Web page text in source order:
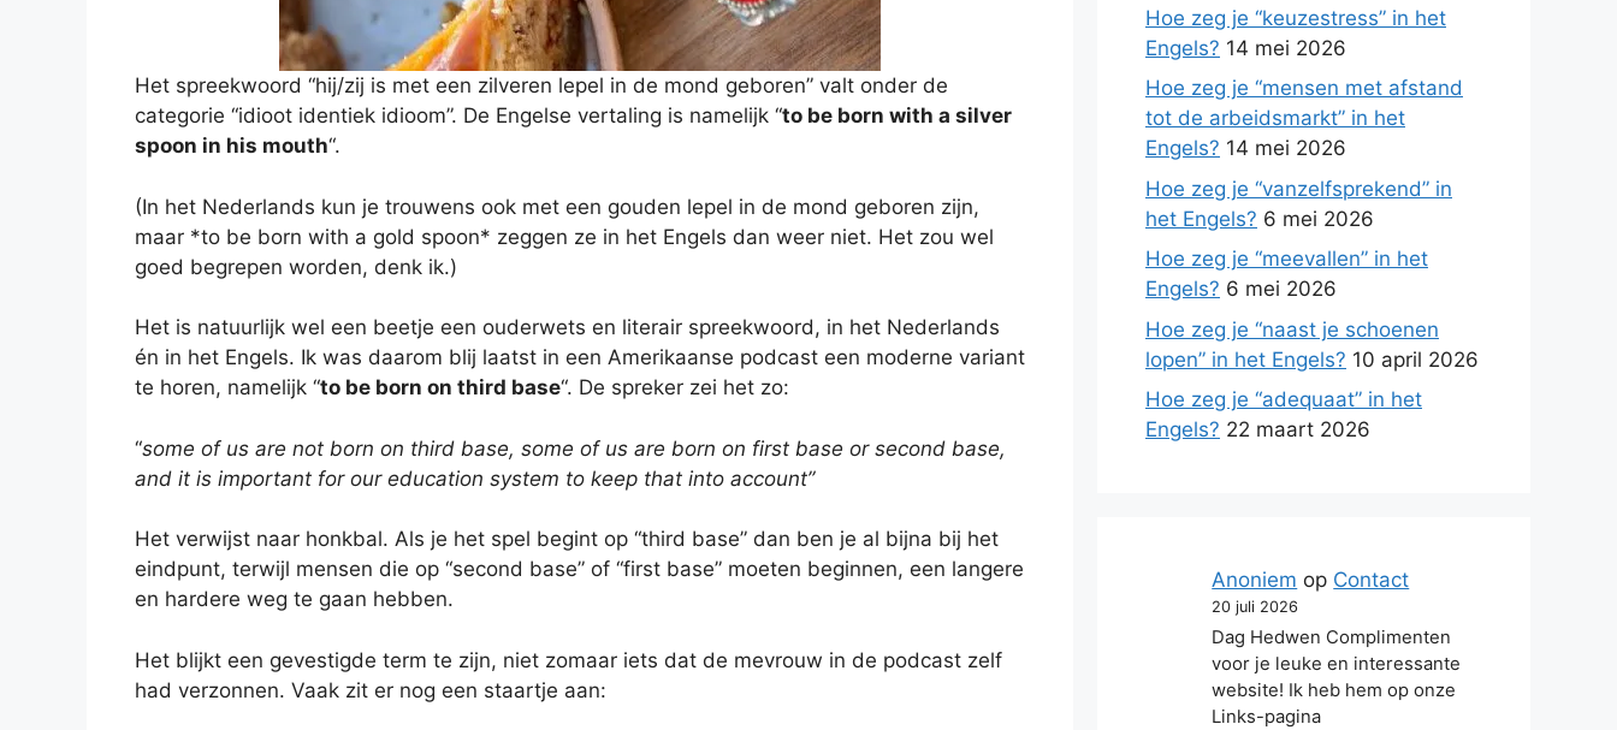
Het spreekwoord “hij/zij is met een zilveren lepel in de mond geboren” valt onder de
categorie “idioot identiek idioom”. De Engelse vertaling is namelijk “to be born with a silver
spoon in his mouth“.
(In het Nederlands kun je trouwens ook met een gouden lepel in de mond geboren zijn,
maar *to be born with a gold spoon* zeggen ze in het Engels dan weer niet. Het zou wel
goed begrepen worden, denk ik.)
Het is natuurlijk wel een beetje een ouderwets en literair spreekwoord, in het Nederlands
én in het Engels. Ik was daarom blij laatst in een Amerikaanse podcast een moderne variant
te horen, namelijk “to be born on third base“. De spreker zei het zo:
“some of us are not born on third base, some of us are born on first base or second base,
and it is important for our education system to keep that into account”
Het verwijst naar honkbal. Als je het spel begint op “third base” dan ben je al bijna bij het
eindpunt, terwijl mensen die op “second base” of “first base” moeten beginnen, een langere
en hardere weg te gaan hebben.
Het blijkt een gevestigde term te zijn, niet zomaar iets dat de mevrouw in de podcast zelf
had verzonnen. Vaak zit er nog een staartje aan:
Hoe zeg je “keuzestress” in het
Engels? 14 mei 2026
Hoe zeg je “mensen met afstand
tot de arbeidsmarkt” in het
Engels? 14 mei 2026
Hoe zeg je “vanzelfsprekend” in
het Engels? 6 mei 2026
Hoe zeg je “meevallen” in het
Engels? 6 mei 2026
Hoe zeg je “naast je schoenen
lopen” in het Engels? 10 april 2026
Hoe zeg je “adequaat” in het
Engels? 22 maart 2026
Anoniem op Contact
20 juli 2026
Dag Hedwen Complimenten
voor je leuke en interessante
website! Ik heb hem op onze
Links-pagina